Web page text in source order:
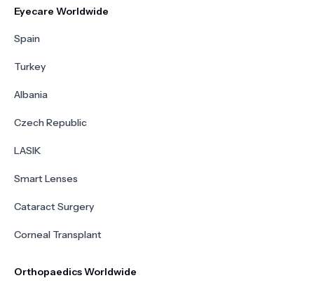
Eyecare Worldwide
Spain
Turkey
Albania
Czech Republic
LASIK
Smart Lenses
Cataract Surgery
Corneal Transplant
Orthopaedics Worldwide